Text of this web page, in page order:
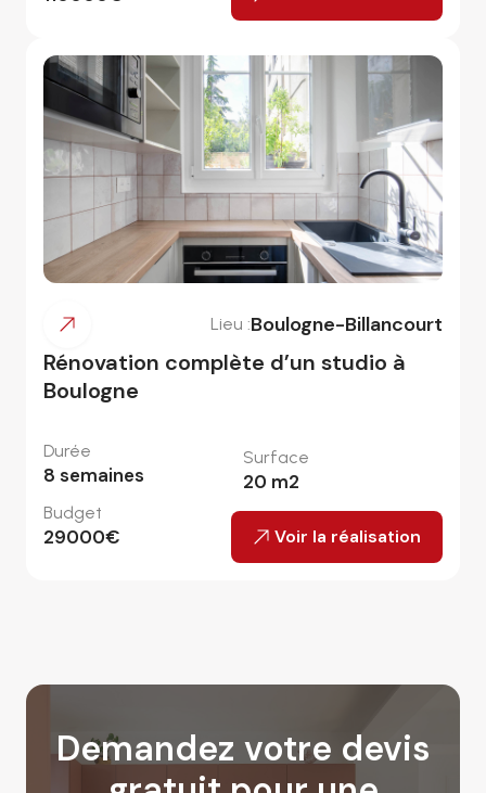
Lieu :Boulogne-Billancourt
Rénovation complète d’un studio à
Boulogne
Durée
8 semaines
Surface
20 m2
Budget
29000€ Voir la réalisation
Demandez votre devis